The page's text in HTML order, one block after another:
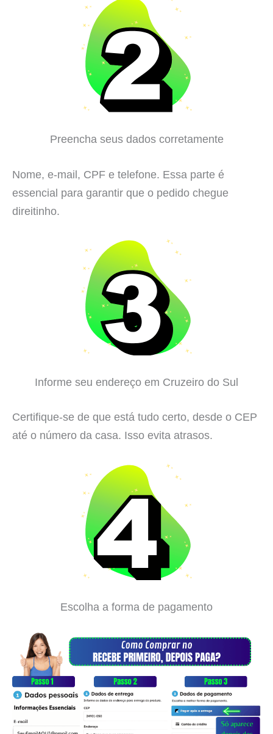
Preencha seus dados corretamente
Nome, e-mail, CPF e telefone. Essa parte é
essencial para garantir que o pedido chegue
direitinho.
Informe seu endereço em Cruzeiro do Sul
Certifique-se de que está tudo certo, desde o CEP
até o número da casa. Isso evita atrasos.
Escolha a forma de pagamento